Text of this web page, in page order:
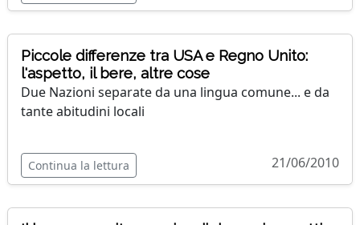
Piccole differenze tra USA e Regno Unito:
l'aspetto, il bere, altre cose
Due Nazioni separate da una lingua comune... e da
tante abitudini locali
Continua la lettura 21/06/2010